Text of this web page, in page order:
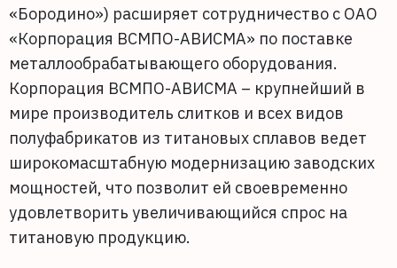
«Бородино») расширяет сотрудничество с ОАО
«Корпорация ВСМПО-АВИСМА» по поставке
металлообрабатывающего оборудования.
Корпорация ВСМПО-АВИСМА – крупнейший в
мире производитель слитков и всех видов
полуфабрикатов из титановых сплавов ведет
широкомасштабную модернизацию заводских
мощностей, что позволит ей своевременно
удовлетворить увеличивающийся спрос на
титановую продукцию.